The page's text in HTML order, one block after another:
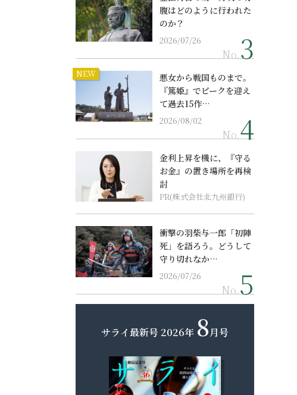
腹はどのように行われた
のか？
2026/07/26
No.
NEW
悪女から戦国ものまで。
『篤姫』でピークを迎え
て過去15作…
2026/08/02
No.
金利上昇を機に、『守る
お金』の置き場所を再検
討
PR(株式会社北九州銀行)
衝撃の羽柴与一郎「初陣
死」を語ろう。どうして
守り切れなか…
2026/07/26
No.
サライ最新号 2026年 8月号